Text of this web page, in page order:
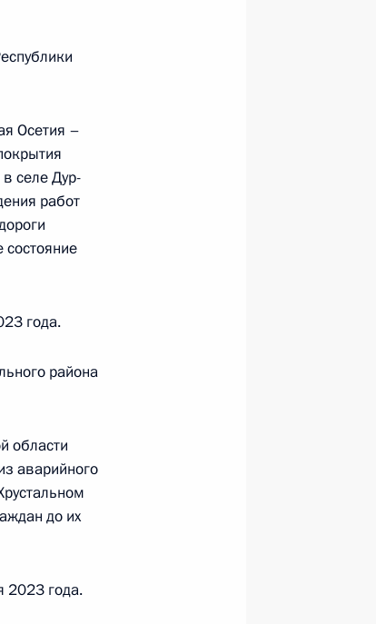
граждан
связи
2019 года
Осетия –
селе Дур-
работ
состояние
года.
района
области
аварийного
до их
2023 года.